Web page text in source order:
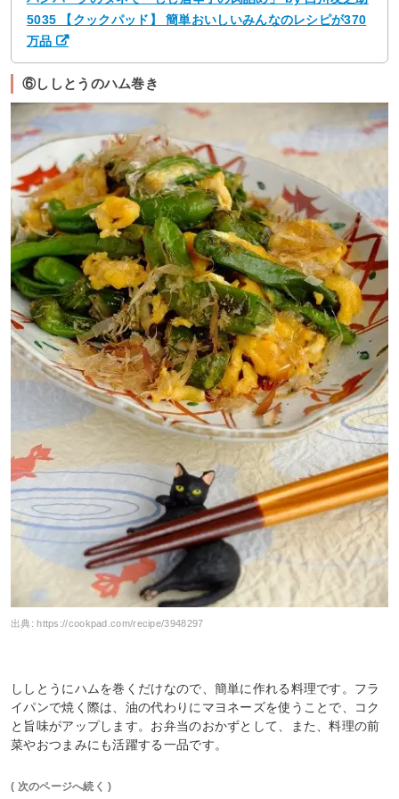
5035 【クックパッド】 簡単おいしいみんなのレシピが370
万品
⑥ししとうのハム巻き
出典:https://cookpad.com/recipe/3948297
ししとうにハムを巻くだけなので、簡単に作れる料理です。フラ
イパンで焼く際は、油の代わりにマヨネーズを使うことで、コク
と旨味がアップします。お弁当のおかずとして、また、料理の前
菜やおつまみにも活躍する一品です。
( 次のページへ続く )